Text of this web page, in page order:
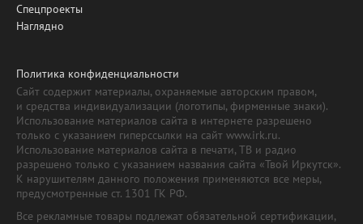
Спецпроекты
Наглядно
Политика конфиденциальности
Сайт содержит материалы, охраняемые авторским правом,
и средства индивидуализации (логотипы, фирменные знаки).
Использование материалов сайта в интернете разрешено
только с указанием гиперссылки на сайт www.irk.ru.
Использование материалов сайта в печати, ТВ и радио
разрешено только с указанием названия сайта «Твой Иркутск».
К нарушителям данного положения применяются все меры,
предусмотренные ст. 1301 ГК РФ.
Все рекламные товары подлежат обязательной сертификации,